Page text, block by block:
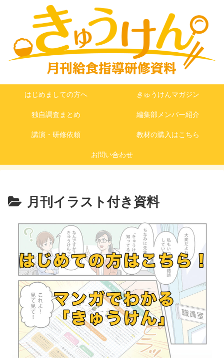
はじめましての方へ きゅうけんマガジン
独自調査まとめ 編集部メンバー紹介
講演・研修依頼 教材の購入はこちら
お問い合わせ
月刊イラスト付き資料